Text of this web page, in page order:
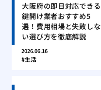
大阪府の即日対応できる
鍵開け業者おすすめ5
選！費用相場と失敗しな
い選び方を徹底解説
2026.06.16
生活